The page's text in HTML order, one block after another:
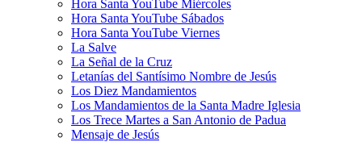
Hora Santa YouTube Miércoles
Hora Santa YouTube Sábados
Hora Santa YouTube Viernes
La Salve
La Señal de la Cruz
Letanías del Santísimo Nombre de Jesús
Los Diez Mandamientos
Los Mandamientos de la Santa Madre Iglesia
Los Trece Martes a San Antonio de Padua
Mensaje de Jesús